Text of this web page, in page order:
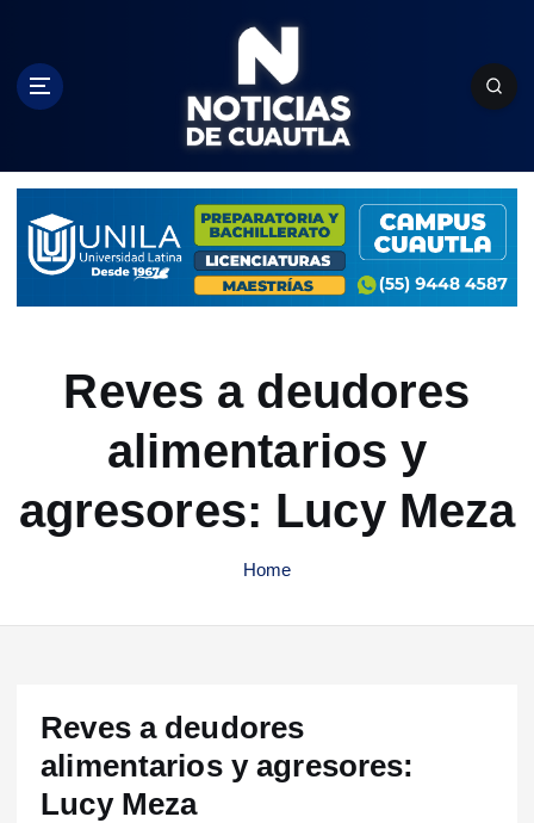
c
Reves a deudores
alimentarios y
agresores: Lucy Meza
Home
Reves a deudores
alimentarios y agresores:
Lucy Meza